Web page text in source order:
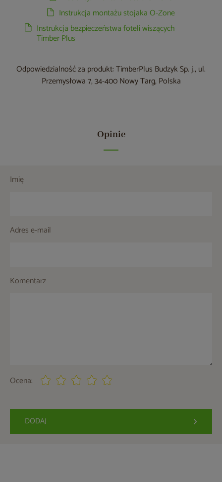
Instrukcja montażu stojaka O-Zone
Instrukcja bezpieczeństwa foteli wiszących
Timber Plus
Odpowiedzialność za produkt: TimberPlus Budzyk Sp. j., ul.
Przemysłowa 7, 34-400 Nowy Targ, Polska
Opinie
Imię
Adres e-mail
Komentarz
Ocena:
DODAJ